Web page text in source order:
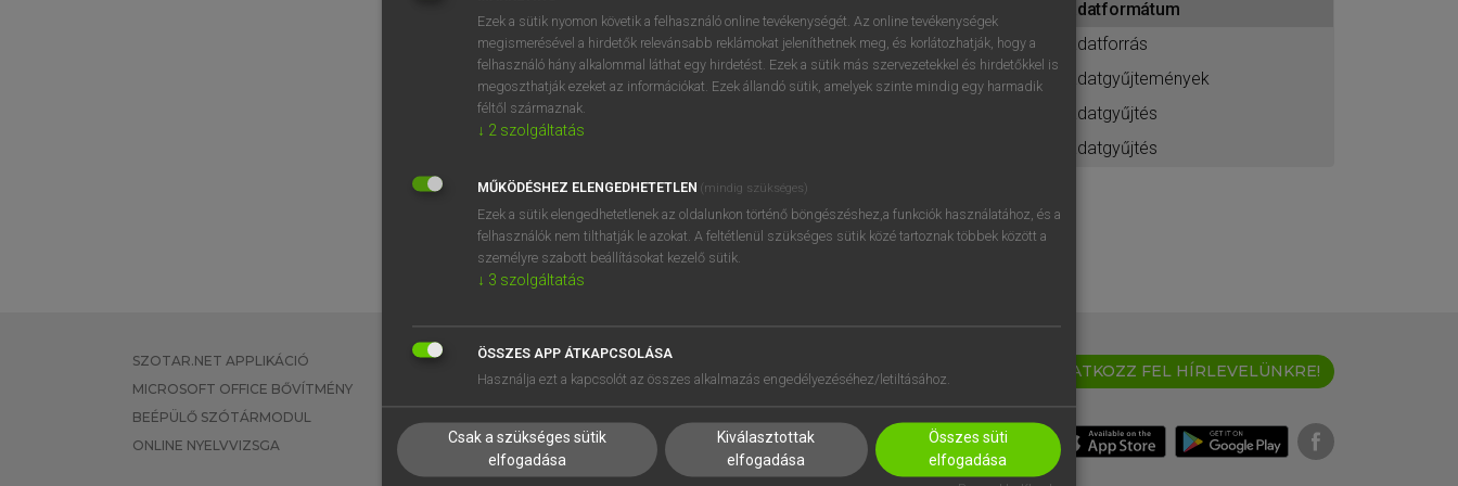
BELÉPÉS
regisztrálok ésbelépek.
REGISZTRÁCIÓ
adatformátum
adatforrás
adatgyűjtemények
adatgyűjtés
adatgyűjtés
SZOTAR.NET APPLIKÁCIÓ
MICROSOFT OFFICE BŐVÍTMÉNY
BEÉPÜLŐ SZÓTÁRMODUL
ONLINE NYELVVIZSGA
EGYÉNI FELHASZNÁLÓKNAK
TANULÓKNAK
VÁLLALATI MEGOLDÁSOK
SÚGÓ
RÓLUNK
SÜTI BEÁLLÍTÁSOK
IRATKOZZ FEL HÍRLEVELÜNKRE!
Ezek a sütik nyomon követik a felhasználó online tevékenységét. Az online tevékenységek
megismerésével a hirdetők relevánsabb reklámokat jeleníthetnek meg, és korlátozhatják, hogy a
felhasználó hány alkalommal láthat egy hirdetést. Ezek a sütik más szervezetekkel és hirdetőkkel is
megoszthatják ezeket az információkat. Ezek állandó sütik, amelyek szinte mindig egy harmadik
féltől származnak.
↓ 2 szolgáltatás
MŰKÖDÉSHEZ ELENGEDHETETLEN (mindig szükséges)
Ezek a sütik elengedhetetlenek az oldalunkon történő böngészéshez,a funkciók használatához, és a
felhasználók nem tilthatják le azokat. A feltétlenül szükséges sütik közé tartoznak többek között a
személyre szabott beállításokat kezelő sütik.
↓ 3 szolgáltatás
ÖSSZES APP ÁTKAPCSOLÁSA
Használja ezt a kapcsolót az összes alkalmazás engedélyezéséhez/letiltásához.
Csak a szükséges sütik
elfogadása
Kiválasztottak
elfogadása
Összes süti
elfogadása